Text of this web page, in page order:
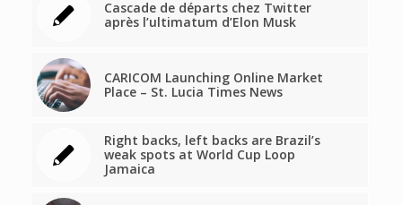
Cascade de départs chez Twitter
après l’ultimatum d’Elon Musk
CARICOM Launching Online Market
Place – St. Lucia Times News
Right backs, left backs are Brazil’s
weak spots at World Cup Loop
Jamaica